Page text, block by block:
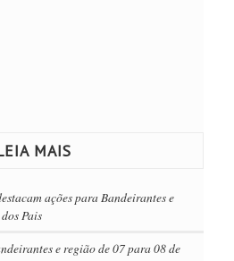
MAIS
ações para Bandeirantes e
Pais
e região de 07 para 08 de